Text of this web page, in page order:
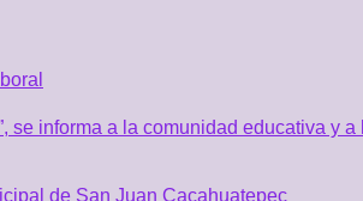
se informa a la comunidad educativa y
de San Juan Cacahuatepec